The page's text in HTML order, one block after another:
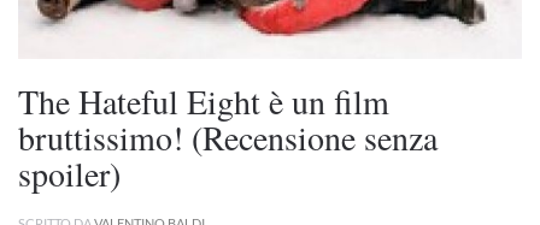
The Hateful Eight è un film
bruttissimo! (Recensione senza
spoiler)